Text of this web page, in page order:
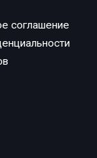
соглашение